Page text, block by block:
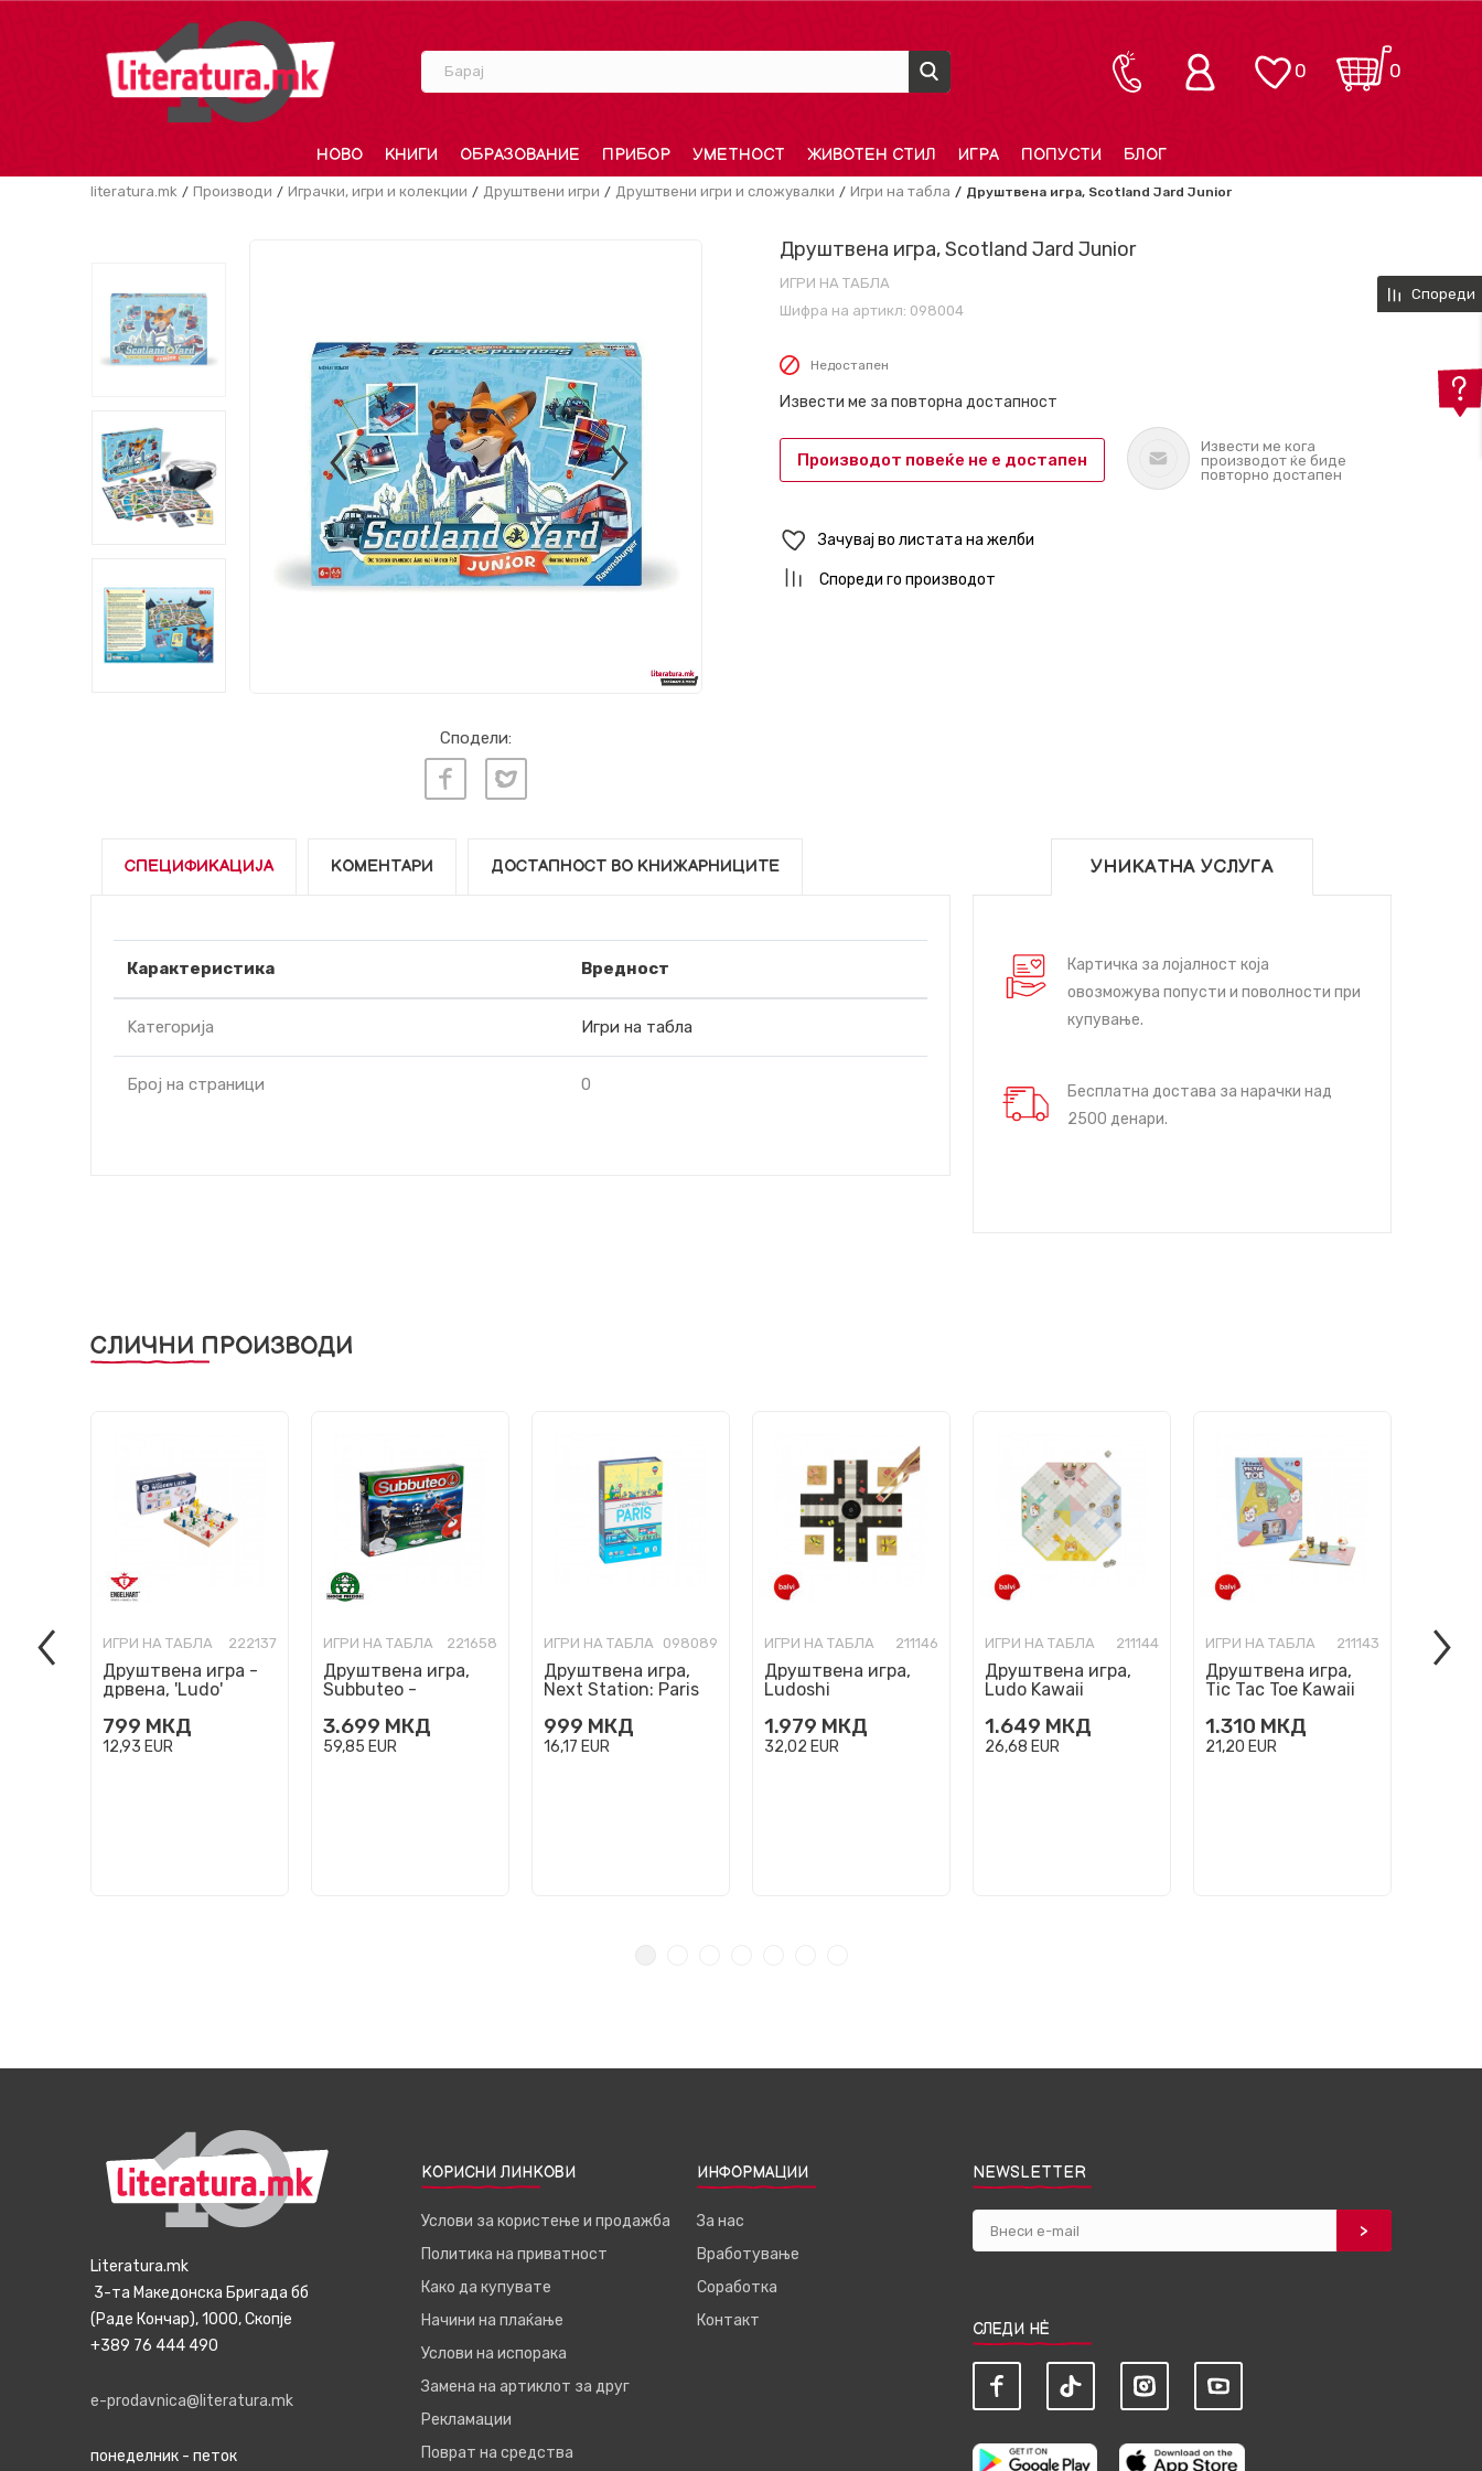
Барај 0
0
НОВО КНИГИ ОБРАЗОВАНИЕ ПРИБОР УМЕТНОСТ ЖИВОТЕН СТИЛ ИГРА ПОПУСТИ БЛОГ
literatura.mk Производи Играчки, игри и колекции Друштвени игри Друштвени игри и сложувалки Игри на табла Друштвена игра, Scotland Jard Junior
Сподели:
Друштвена игра, Scotland Jard Junior
ИГРИ НА ТАБЛА
Шифра на артикл: 098004
Недостапен
Извести ме за повторна достапност
Производот повеќе не е достапен
Извести ме кога
производот ќе биде
повторно достапен
Зачувај во листата на желби
Спореди го производот
СПЕЦИФИКАЦИЈА КОМЕНТАРИ ДОСТАПНОСТ ВО КНИЖАРНИЦИТЕ
Карактеристика Вредност
Kатегорија Игри на табла
Број на страници 0
УНИКАТНА УСЛУГА
Картичка за лојалност која
овозможува попусти и поволности при
купување.
Бесплатна достава за нарачки над
2500 денари.
СЛИЧНИ ПРОИЗВОДИ
ИГРИ НА ТАБЛА 222137
Друштвена игра -
дрвена, 'Ludo'
799 МКД
12,93 EUR
ИГРИ НА ТАБЛА 221658
Друштвена игра,
Subbuteo -
3.699 МКД
59,85 EUR
ИГРИ НА ТАБЛА 098089
Друштвена игра,
Next Station: Paris
999 МКД
16,17 EUR
ИГРИ НА ТАБЛА 211146
Друштвена игра,
Ludoshi
1.979 МКД
32,02 EUR
ИГРИ НА ТАБЛА 211144
Друштвена игра,
Ludo Kawaii
1.649 МКД
26,68 EUR
ИГРИ НА ТАБЛА 211143
Друштвена игра,
Tic Tac Toe Kawaii
1.310 МКД
21,20 EUR
ИГРИ
Спореди
Literatura.mk
3-та Македонска Бригада бб
(Раде Кончар), 1000, Скопје
+389 76 444 490
e-prodavnica@literatura.mk
понеделник - петок
КОРИСНИ ЛИНКОВИ
Услови за користење и продажба
Политика на приватност
Како да купувате
Начини на плаќање
Услови на испорака
Замена на артиклот за друг
Рекламации
Поврат на средства
ИНФОРМАЦИИ
За нас
Вработување
Соработка
Контакт
NEWSLETTER
СЛЕДИ НЀ